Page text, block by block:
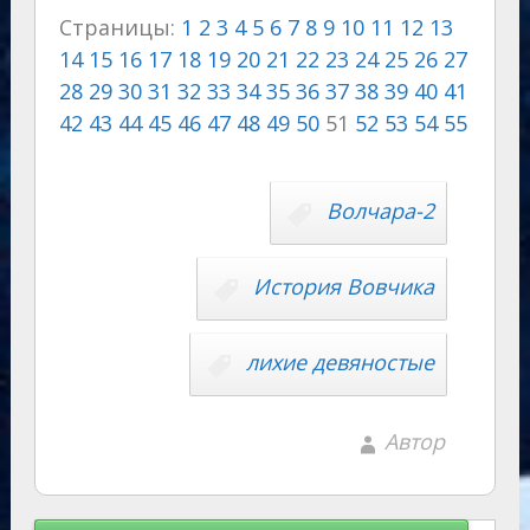
gr
a
m
o
kl
as
s
A
p
p
e
g
er
o
u
r
al
p
y
Li
Страницы: 1 2 3 4 5 6 7 8 9 10 11 12 13
14 15 16 17 18 19 20 21 22 23 24 25 26 27
28 29 30 31 32 33 34 35 36 37 38 39 40 41
42 43 44 45 46 47 48 49 50 51 52 53 54 55
Волчара-2
История Вовчика
лихие девяностые
Автор